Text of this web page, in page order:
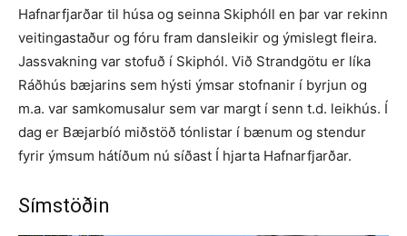
Hafnarfjarðar til húsa og seinna Skiphóll en þar var rekinn
veitingastaður og fóru fram dansleikir og ýmislegt fleira.
Jassvakning var stofuð í Skiphól. Við Strandgötu er líka
Ráðhús bæjarins sem hýsti ýmsar stofnanir í byrjun og
m.a. var samkomusalur sem var margt í senn t.d. leikhús. Í
dag er Bæjarbíó miðstöð tónlistar í bænum og stendur
fyrir ýmsum hátíðum nú síðast Í hjarta Hafnarfjarðar.
Símstöðin